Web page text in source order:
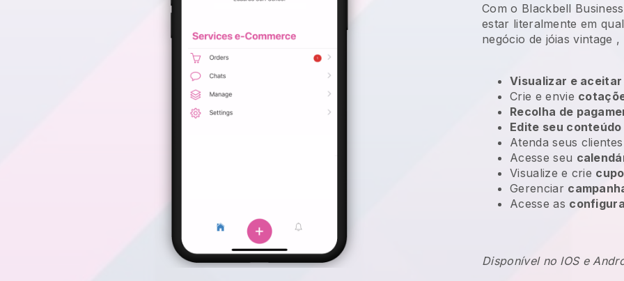
Com o Blackbell
estar literalmente em
negócio de jóias vintage ,
Visualizar e
Crie e envie
Recolha de
Edite seu conteúdo
Atenda seus
Acesse seu
Visualize e crie
Gerenciar
Acesse as
Disponível no IOS e